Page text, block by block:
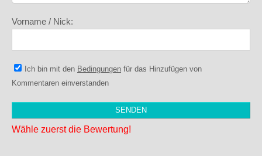
Vorname / Nick:
Ich bin mit den Bedingungen für das Hinzufügen von
Kommentaren einverstanden
Wähle zuerst die Bewertung!